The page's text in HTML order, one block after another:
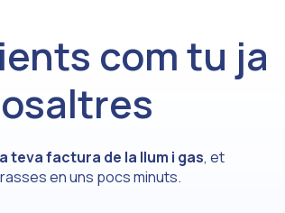
com tu ja
teva factura de la llum i gas, et
en uns pocs minuts.